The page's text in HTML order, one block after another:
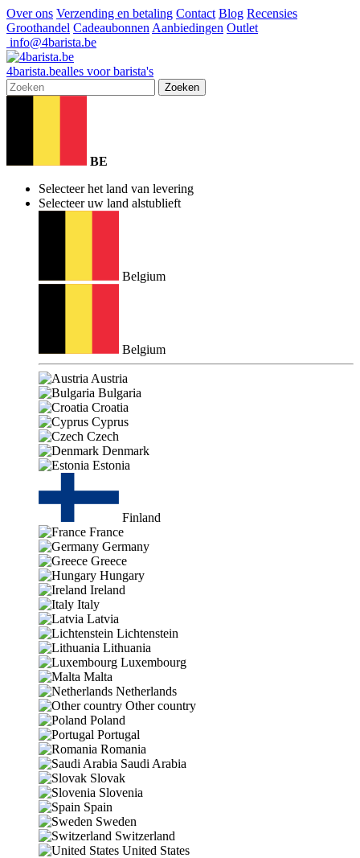
Over ons Verzending en betaling Contact Blog Recensies
Groothandel Cadeaubonnen Aanbiedingen Outlet
info@4barista.be
4barista.bealles voor barista's
Zoeken
BE
Selecteer het land van levering
Selecteer uw land alstublieft
Belgium
Belgium
Austria
Bulgaria
Croatia
Cyprus
Czech
Denmark
Estonia
Finland
France
Germany
Greece
Hungary
Ireland
Italy
Latvia
Lichtenstein
Lithuania
Luxembourg
Malta
Netherlands
Other country
Poland
Portugal
Romania
Saudi Arabia
Slovak
Slovenia
Spain
Sweden
Switzerland
United States